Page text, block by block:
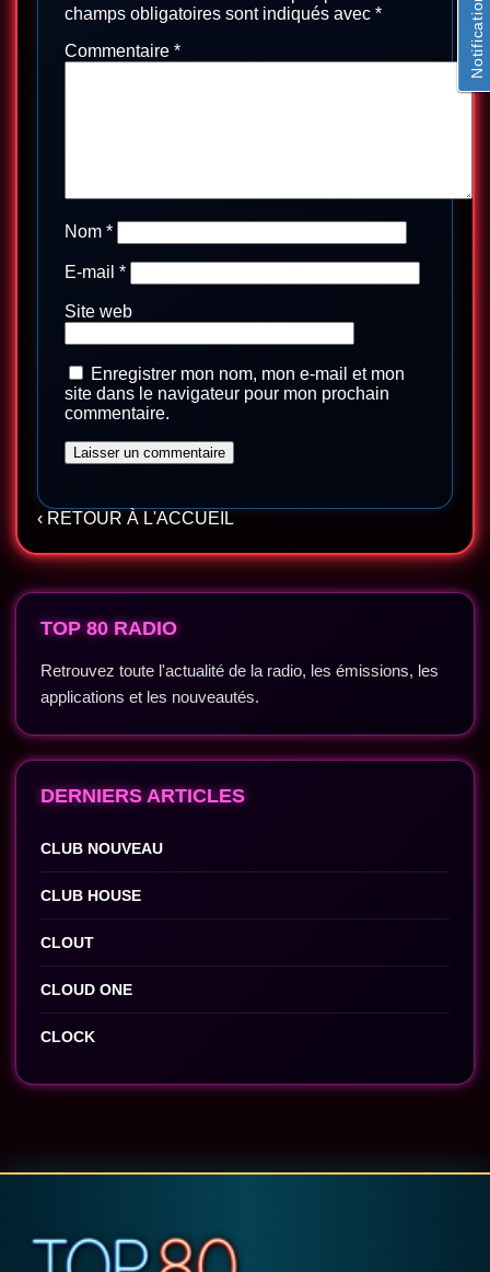
champs obligatoires sont indiqués avec *
Commentaire *
Nom *
E-mail *
Site web
Enregistrer mon nom, mon e-mail et mon
site dans le navigateur pour mon prochain
commentaire.
‹ RETOUR À L'ACCUEIL
TOP 80 RADIO
Retrouvez toute l'actualité de la radio, les émissions, les
applications et les nouveautés.
DERNIERS ARTICLES
CLUB NOUVEAU
CLUB HOUSE
CLOUT
CLOUD ONE
CLOCK
Notifications